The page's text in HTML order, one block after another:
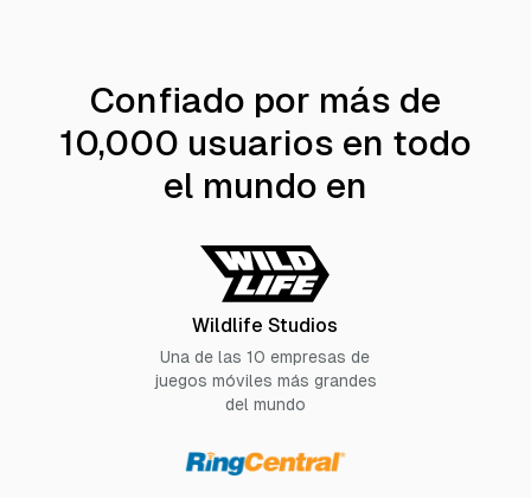
Confiado por más de
10,000 usuarios en todo
el mundo en
Wildlife Studios
Una de las 10 empresas de
juegos móviles más grandes
del mundo